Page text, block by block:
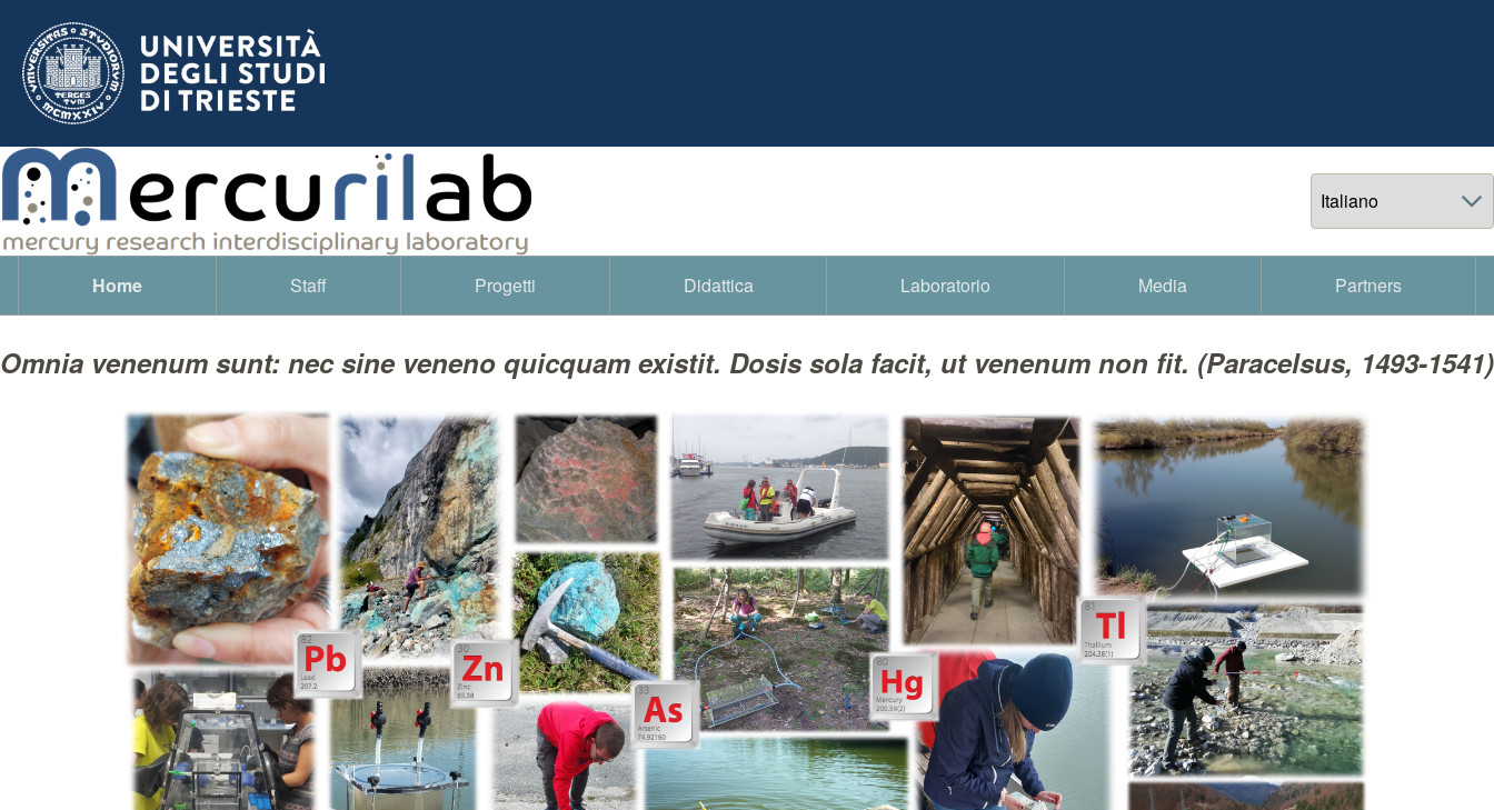
Select your language
Navigazione principale
Home Staff Progetti Didattica Laboratorio Media Partners
Omnia venenum sunt: nec sine veneno quicquam existit. Dosis sola facit, ut venenum non fit. (Paracelsus, 1493-1541)